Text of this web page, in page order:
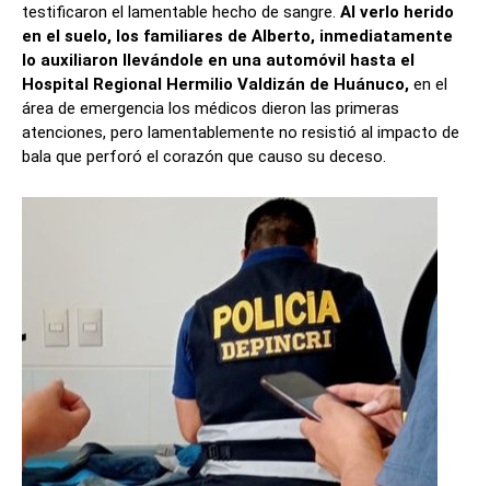
testificaron el lamentable hecho de sangre. Al verlo herido
en el suelo, los familiares de Alberto, inmediatamente
lo auxiliaron llevándole en una automóvil hasta el
Hospital Regional Hermilio Valdizán de Huánuco, en el
área de emergencia los médicos dieron las primeras
atenciones, pero lamentablemente no resistió al impacto de
bala que perforó el corazón que causo su deceso.